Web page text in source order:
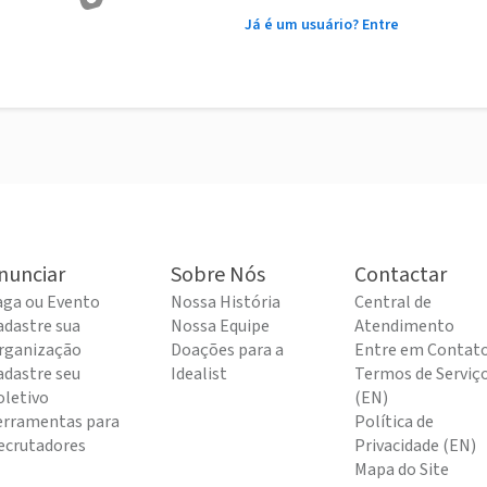
Já é um usuário? Entre
ou Evento
sua
seu
para
Sobre Nós
Nossa História
Nossa Equipe
Doações para a
Idealist
Contactar
Central de
Atendimento
Entre em
Termos de
(EN)
Política de
Privacidade (EN)
Mapa do Site